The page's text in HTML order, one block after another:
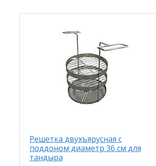
Решетка двухъярусная с
поддоном диаметр 36 см для
тандыра